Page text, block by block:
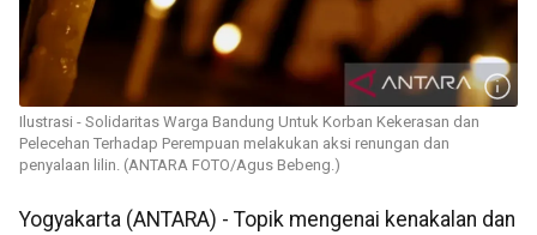
Ilustrasi - Solidaritas Warga Bandung Untuk Korban Kekerasan dan
Pelecehan Terhadap Perempuan melakukan aksi renungan dan
penyalaan lilin. (ANTARA FOTO/Agus Bebeng.)
Yogyakarta (ANTARA) - Topik mengenai kenakalan dan